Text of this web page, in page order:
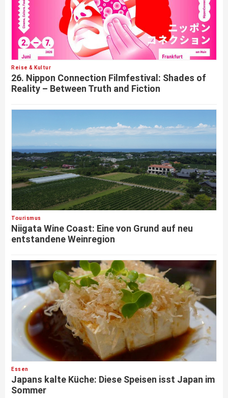
Reise & Kultur
26. Nippon Connection Filmfestival: Shades of
Reality – Between Truth and Fiction
Tourismus
Niigata Wine Coast: Eine von Grund auf neu
entstandene Weinregion
Essen
Japans kalte Küche: Diese Speisen isst Japan im
Sommer